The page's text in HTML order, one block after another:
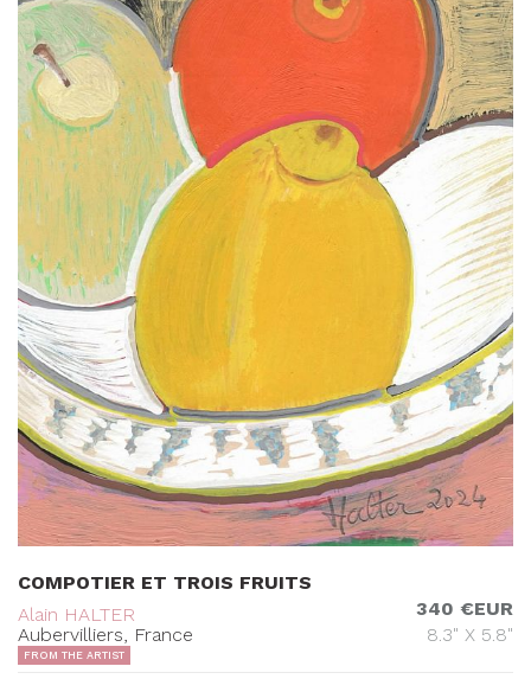
COMPOTIER ET TROIS FRUITS
Alain HALTER
Aubervilliers, France
340 €EUR
8.3" X 5.8"
FROM THE ARTIST